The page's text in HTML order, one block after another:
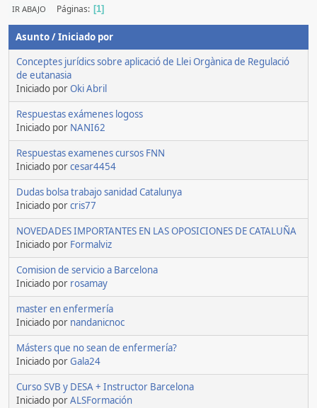
IR ABAJO Páginas 1
Asunto/Iniciado por
Conceptes jurídics sobre aplicació de Llei Orgànica de Regulació
de eutanasia
Iniciado porOki Abril
Respuestas exámenes logoss
Iniciado por NANI62
Respuestas examenes cursos FNN
Iniciado porcesar4454
Dudas bolsa trabajo sanidad Catalunya
Iniciado porcris77
NOVEDADES IMPORTANTES EN LAS OPOSICIONES DE CATALUÑA
Iniciado por Formalviz
Comision de servicio a Barcelona
Iniciado por rosamay
master en enfermería
Iniciado por nandanicnoc
Másters que no sean de enfermería?
Iniciado porGala24
Curso SVB y DESA + Instructor Barcelona
Iniciado porALSFormación